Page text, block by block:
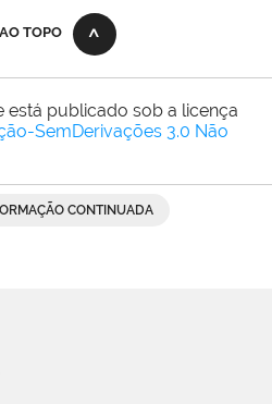
TOPO
está publicado sob a licença
SemDerivações 3.0 Não
CONTINUADA